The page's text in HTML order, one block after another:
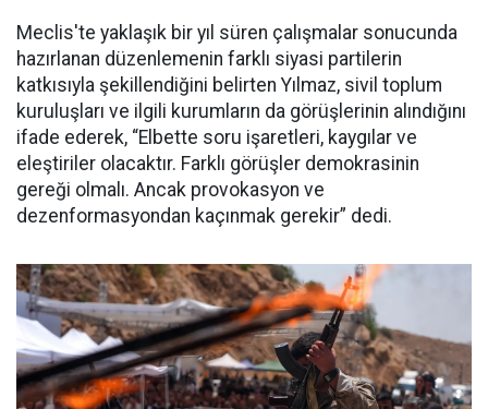
Meclis'te yaklaşık bir yıl süren çalışmalar sonucunda
hazırlanan düzenlemenin farklı siyasi partilerin
katkısıyla şekillendiğini belirten Yılmaz, sivil toplum
kuruluşları ve ilgili kurumların da görüşlerinin alındığını
ifade ederek, “Elbette soru işaretleri, kaygılar ve
eleştiriler olacaktır. Farklı görüşler demokrasinin
gereği olmalı. Ancak provokasyon ve
dezenformasyondan kaçınmak gerekir” dedi.